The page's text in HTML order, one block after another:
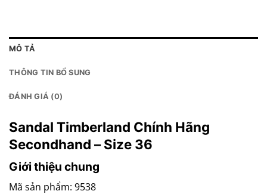
MÔ TẢ
THÔNG TIN BỔ SUNG
ĐÁNH GIÁ (0)
Sandal Timberland Chính Hãng
Secondhand – Size 36
Giới thiệu chung
Mã sản phẩm: 9538